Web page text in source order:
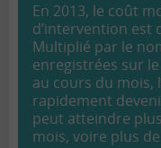
En 2013, le coût
d’intervention est
Multiplié par le
enregistrées sur
au cours du
rapidement
peut atteindre
mois, voire plus